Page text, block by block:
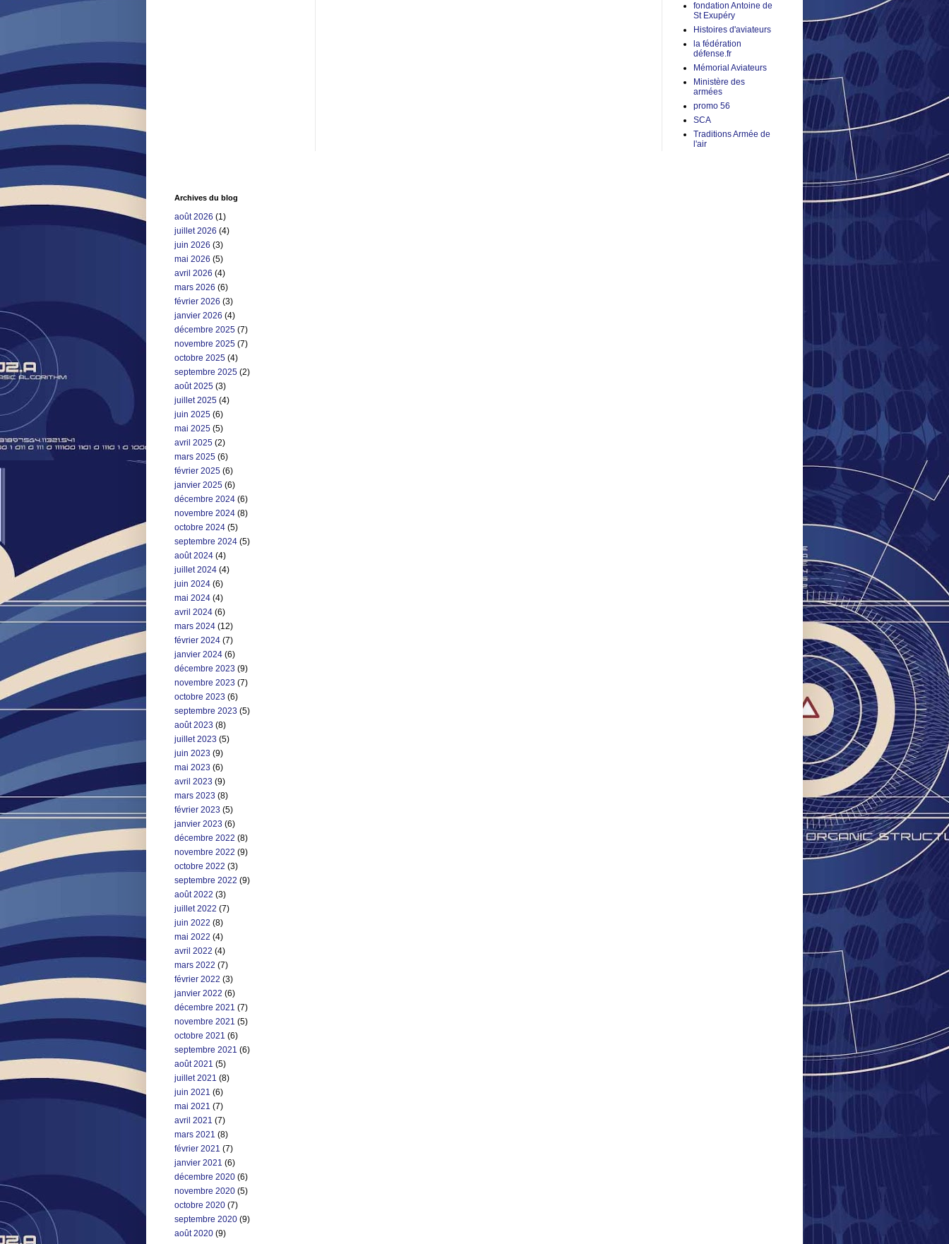
fondation Antoine de
St Exupéry
Histoires d'aviateurs
la fédération
défense.fr
Mémorial Aviateurs
Ministère des
armées
promo 56
SCA
Traditions Armée de
l'air
Archives du blog
août 2026 (1)
juillet 2026 (4)
juin 2026 (3)
mai 2026 (5)
avril 2026 (4)
mars 2026 (6)
février 2026 (3)
janvier 2026 (4)
décembre 2025 (7)
novembre 2025 (7)
octobre 2025 (4)
septembre 2025 (2)
août 2025 (3)
juillet 2025 (4)
juin 2025 (6)
mai 2025 (5)
avril 2025 (2)
mars 2025 (6)
février 2025 (6)
janvier 2025 (6)
décembre 2024 (6)
novembre 2024 (8)
octobre 2024 (5)
septembre 2024 (5)
août 2024 (4)
juillet 2024 (4)
juin 2024 (6)
mai 2024 (4)
avril 2024 (6)
mars 2024 (12)
février 2024 (7)
janvier 2024 (6)
décembre 2023 (9)
novembre 2023 (7)
octobre 2023 (6)
septembre 2023 (5)
août 2023 (8)
juillet 2023 (5)
juin 2023 (9)
mai 2023 (6)
avril 2023 (9)
mars 2023 (8)
février 2023 (5)
janvier 2023 (6)
décembre 2022 (8)
novembre 2022 (9)
octobre 2022 (3)
septembre 2022 (9)
août 2022 (3)
juillet 2022 (7)
juin 2022 (8)
mai 2022 (4)
avril 2022 (4)
mars 2022 (7)
février 2022 (3)
janvier 2022 (6)
décembre 2021 (7)
novembre 2021 (5)
octobre 2021 (6)
septembre 2021 (6)
août 2021 (5)
juillet 2021 (8)
juin 2021 (6)
mai 2021 (7)
avril 2021 (7)
mars 2021 (8)
février 2021 (7)
janvier 2021 (6)
décembre 2020 (6)
novembre 2020 (5)
octobre 2020 (7)
septembre 2020 (9)
août 2020 (9)